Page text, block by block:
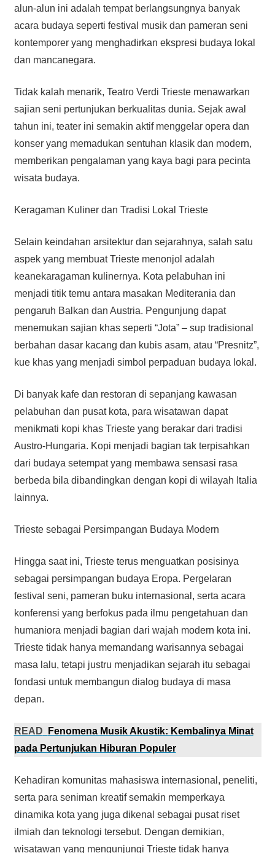
alun-alun ini adalah tempat berlangsungnya banyak
acara budaya seperti festival musik dan pameran seni
kontemporer yang menghadirkan ekspresi budaya lokal
dan mancanegara.
Tidak kalah menarik, Teatro Verdi Trieste menawarkan
sajian seni pertunjukan berkualitas dunia. Sejak awal
tahun ini, teater ini semakin aktif menggelar opera dan
konser yang memadukan sentuhan klasik dan modern,
memberikan pengalaman yang kaya bagi para pecinta
wisata budaya.
Keragaman Kuliner dan Tradisi Lokal Trieste
Selain keindahan arsitektur dan sejarahnya, salah satu
aspek yang membuat Trieste menonjol adalah
keanekaragaman kulinernya. Kota pelabuhan ini
menjadi titik temu antara masakan Mediterania dan
pengaruh Balkan dan Austria. Pengunjung dapat
menemukan sajian khas seperti “Jota” – sup tradisional
berbahan dasar kacang dan kubis asam, atau “Presnitz”,
kue khas yang menjadi simbol perpaduan budaya lokal.
Di banyak kafe dan restoran di sepanjang kawasan
pelabuhan dan pusat kota, para wisatawan dapat
menikmati kopi khas Trieste yang berakar dari tradisi
Austro-Hungaria. Kopi menjadi bagian tak terpisahkan
dari budaya setempat yang membawa sensasi rasa
berbeda bila dibandingkan dengan kopi di wilayah Italia
lainnya.
Trieste sebagai Persimpangan Budaya Modern
Hingga saat ini, Trieste terus menguatkan posisinya
sebagai persimpangan budaya Eropa. Pergelaran
festival seni, pameran buku internasional, serta acara
konferensi yang berfokus pada ilmu pengetahuan dan
humaniora menjadi bagian dari wajah modern kota ini.
Trieste tidak hanya memandang warisannya sebagai
masa lalu, tetapi justru menjadikan sejarah itu sebagai
fondasi untuk membangun dialog budaya di masa
depan.
READ
Fenomena Musik Akustik: Kembalinya Minat
pada Pertunjukan Hiburan Populer
Kehadiran komunitas mahasiswa internasional, peneliti,
serta para seniman kreatif semakin memperkaya
dinamika kota yang juga dikenal sebagai pusat riset
ilmiah dan teknologi tersebut. Dengan demikian,
wisatawan yang mengunjungi Trieste tidak hanya